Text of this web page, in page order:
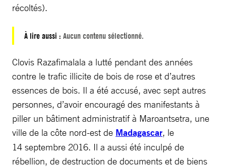
récoltés).
À lire aussi : Aucun contenu sélectionné.
Clovis Razafimalala a lutté pendant des années
contre le trafic illicite de bois de rose et d’autres
essences de bois. Il a été accusé, avec sept autres
personnes, d’avoir encouragé des manifestants à
piller un bâtiment administratif à Maroantsetra, une
ville de la côte nord-est de Madagascar, le
14 septembre 2016. Il a aussi été inculpé de
rébellion, de destruction de documents et de biens